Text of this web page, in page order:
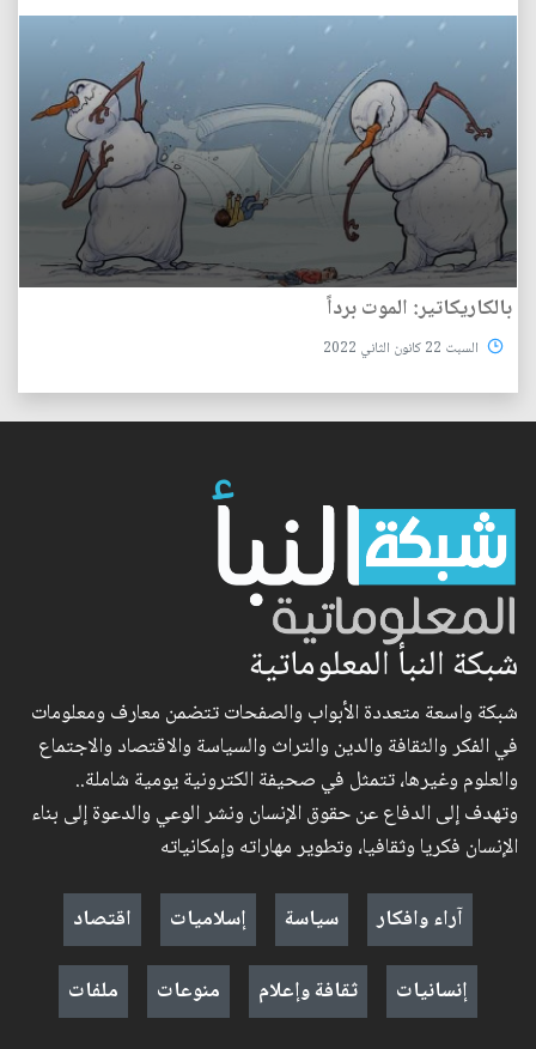
بالكاريكاتير: الموت برداً
السبت 22 كانون الثاني 2022
شبكة النبأ المعلوماتية
شبكة واسعة متعددة الأبواب والصفحات تتضمن معارف ومعلومات
في الفكر والثقافة والدين والتراث والسياسة والاقتصاد والاجتماع
والعلوم وغيرها، تتمثل في صحيفة الكترونية يومية شاملة..
وتهدف إلى الدفاع عن حقوق الإنسان ونشر الوعي والدعوة إلى بناء
الإنسان فكريا وثقافيا، وتطوير مهاراته وإمكانياته
آراء وافكار
سياسة إسلاميات
اقتصاد
إنسانيات
ثقافة وإعلام منوعات ملفات